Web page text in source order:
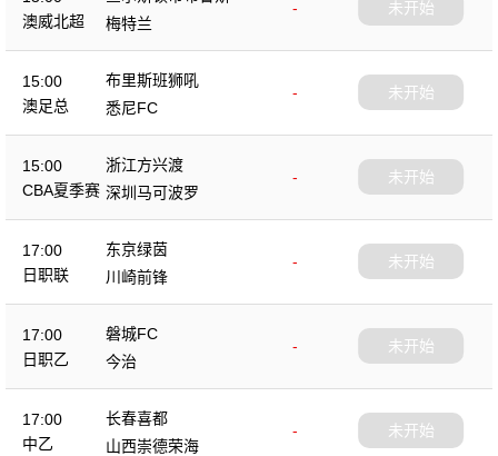
澳威北超
-
梅特兰
未开始
15:00
澳足总
布里斯班狮吼
-
悉尼FC
未开始
15:00
CBA夏季赛
浙江方兴渡
-
深圳马可波罗
未开始
17:00
日职联
东京绿茵
-
川崎前锋
未开始
17:00
日职乙
磐城FC
-
今治
未开始
17:00
中乙
长春喜都
-
山西崇德荣海
未开始